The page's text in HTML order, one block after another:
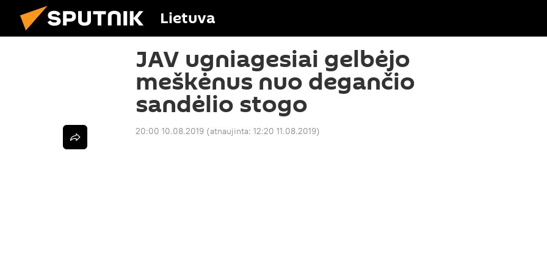
Lietuva
JAV ugniagesiai gelbėjo
meškėnus nuo degančio
sandėlio stogo
20:00 10.08.2019 (atnaujinta: 12:20 11.08.2019)